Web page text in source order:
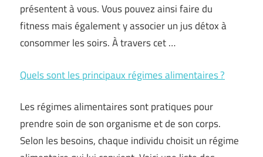
présentent à vous. Vous pouvez ainsi faire du
fitness mais également y associer un jus détox à
consommer les soirs. À travers cet …
Quels sont les principaux régimes alimentaires ?
Les régimes alimentaires sont pratiques pour
prendre soin de son organisme et de son corps.
Selon les besoins, chaque individu choisit un régime